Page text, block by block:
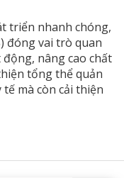
triển nhanh chóng,
đóng vai trò quan
nâng cao chất
tổng thể quản
tế mà còn cải thiện